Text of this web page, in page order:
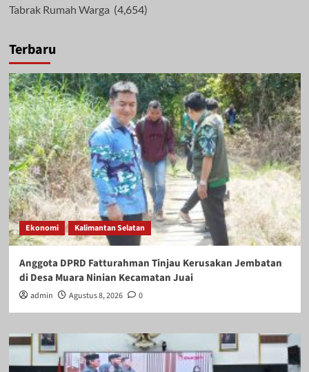
Tabrak Rumah Warga (4,654)
Terbaru
Ekonomi Kalimantan Selatan
Anggota DPRD Fatturahman Tinjau Kerusakan Jembatan
di Desa Muara Ninian Kecamatan Juai
admin Agustus 8, 2026 0